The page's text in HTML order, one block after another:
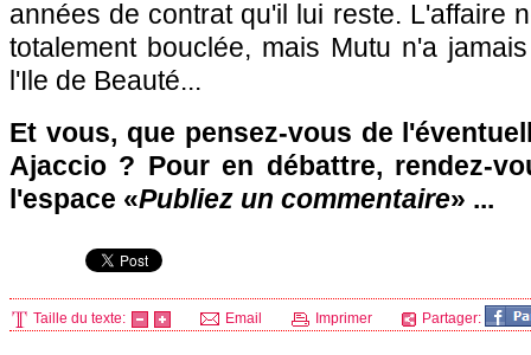
années de contrat qu'il lui reste. L'affaire
totalement bouclée, mais Mutu n'a
l'Ile de Beauté...
Et vous, que pensez-vous de
Ajaccio ? Pour en débattre, rendez-
l'espace «Publiez un commentaire» ...
Taille du texte: Email Imprimer Partager: